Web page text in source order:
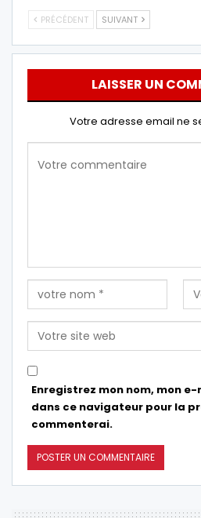
PRÉCÉDENT SUIVANT
LAISSER UN
Votre adresse email ne
Enregistrez mon nom, mon
dans ce navigateur pour la
commenterai.